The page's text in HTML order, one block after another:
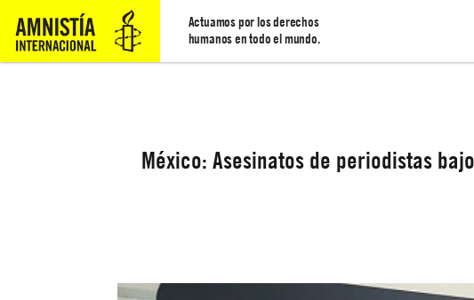
Actuamos por los derechos
humanos en todo el mundo.
México: Asesinatos de periodistas